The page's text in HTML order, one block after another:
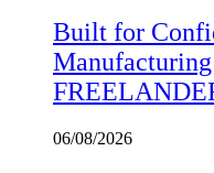
Built for
06/08/2026